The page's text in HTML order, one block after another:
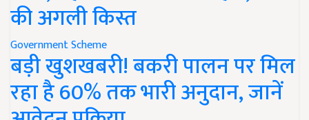
की अगली किस्त
Government Scheme
बड़ी खुशखबरी! बकरी पालन पर मिल
रहा है 60% तक भारी अनुदान, जानें